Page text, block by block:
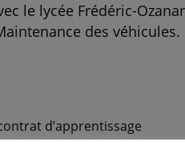
le lycée Frédéric-
des véhicules.
d’apprentissage